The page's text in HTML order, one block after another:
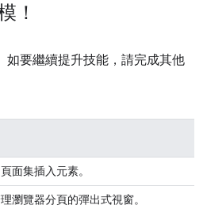
！
如要繼續提升技能，請完成其他
面集插入元素。
瀏覽器分頁的彈出式視窗。